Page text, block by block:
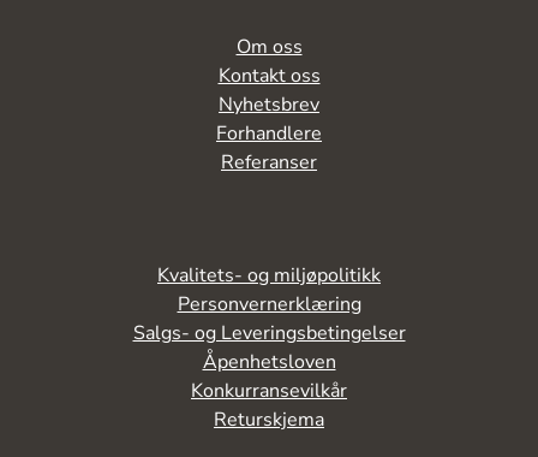
Kvalitets- og miljøpolitikk
Personvernerklæring
Salgs- og Leveringsbetingelser
Åpenhetsloven
Konkurransevilkår
Returskjema
Om oss
Kontakt oss
Nyhetsbrev
Forhandlere
Referanser